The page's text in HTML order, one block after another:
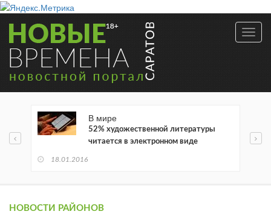
В мире
52% художественной литературы
читается в электронном виде
18.01.2016
НОВОСТИ РАЙОНОВ